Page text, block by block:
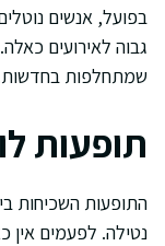
בפועל, אנשים
גבוה לאירועים
שמתחלפות
תופעות
התופעות השכיחות
נטילה. לפעמים אין